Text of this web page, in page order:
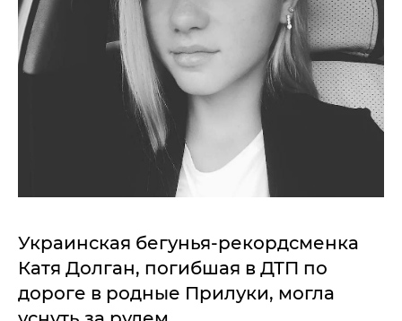
Украинская бегунья-рекордсменка
Катя Долган, погибшая в ДТП по
дороге в родные Прилуки, могла